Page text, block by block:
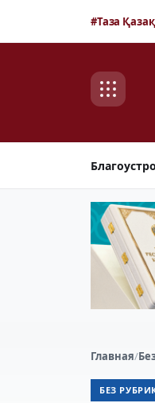
#Таза
Главная/
БЕЗ